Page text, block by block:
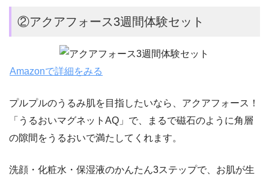
②アクアフォース3週間体験セット
Amazonで詳細をみる
プルプルのうるみ肌を目指したいなら、アクアフォース！
「うるおいマグネットAQ」で、まるで磁石のように角層
の隙間をうるおいで満たしてくれます。
洗顔・化粧水・保湿液のかんたん3ステップで、お肌が生